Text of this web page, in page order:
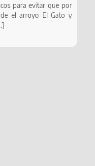
para evitar que por
el arroyo El Gato y